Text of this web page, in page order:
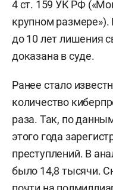
4 ст. 159 УК РФ
крупном
до 10 лет лишения
доказана в суде.
Ранее стало
количество
раза. Так, по
этого года
преступлений. В
было 14,8 тысячи.